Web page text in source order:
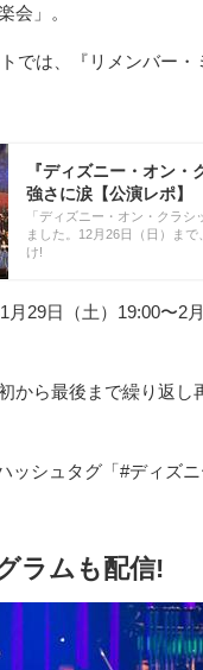
会」。
では、『リメンバー
『ディズニー・オン
強さに涙【公演レポ】
「ディズニー・オン・クラ
ました。12月26日（日）ま
け!
月29日（土）19:00〜2
から最後まで繰り返
ッシュタグ「#ディズ
ラムも配信!